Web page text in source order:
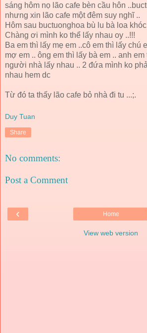
sáng hôm nọ lão cafe bèn cầu hôn
nhưng xin lão cafe một đêm suy nghĩ ..
Hôm sau buctuonghoa bù lu bà loa
Chàng ơi mình ko thể lấy nhau oy ..!!!
Ba em thì lấy mẹ em ..cô em thì lấy chú
mợ em .. ông em thì lấy bà em .. anh
người nhà lấy nhau .. 2 đứa mình ko
nhau hem dc
Từ đó ta thấy lão cafe bỏ nhà đi tu ...;.
Duy Tuan
Share
No comments:
Post a Comment
‹ Home
View web version